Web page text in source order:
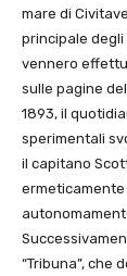
mare di
principale degli
vennero
sulle pagine
1893, il
sperimentali
il capitano
ermeticamente
“Tribuna”, che